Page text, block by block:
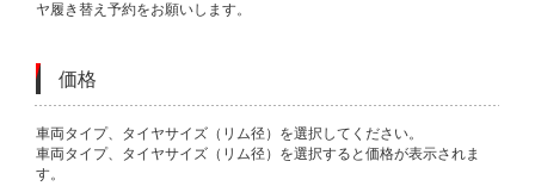
ヤ履き替え予約をお願いします。
価格
VARIATIONS
車両タイプ、タイヤサイズ（リム径）を選択してください。
車両タイプ、タイヤサイズ（リム径）を選択すると価格が表示されま
す。